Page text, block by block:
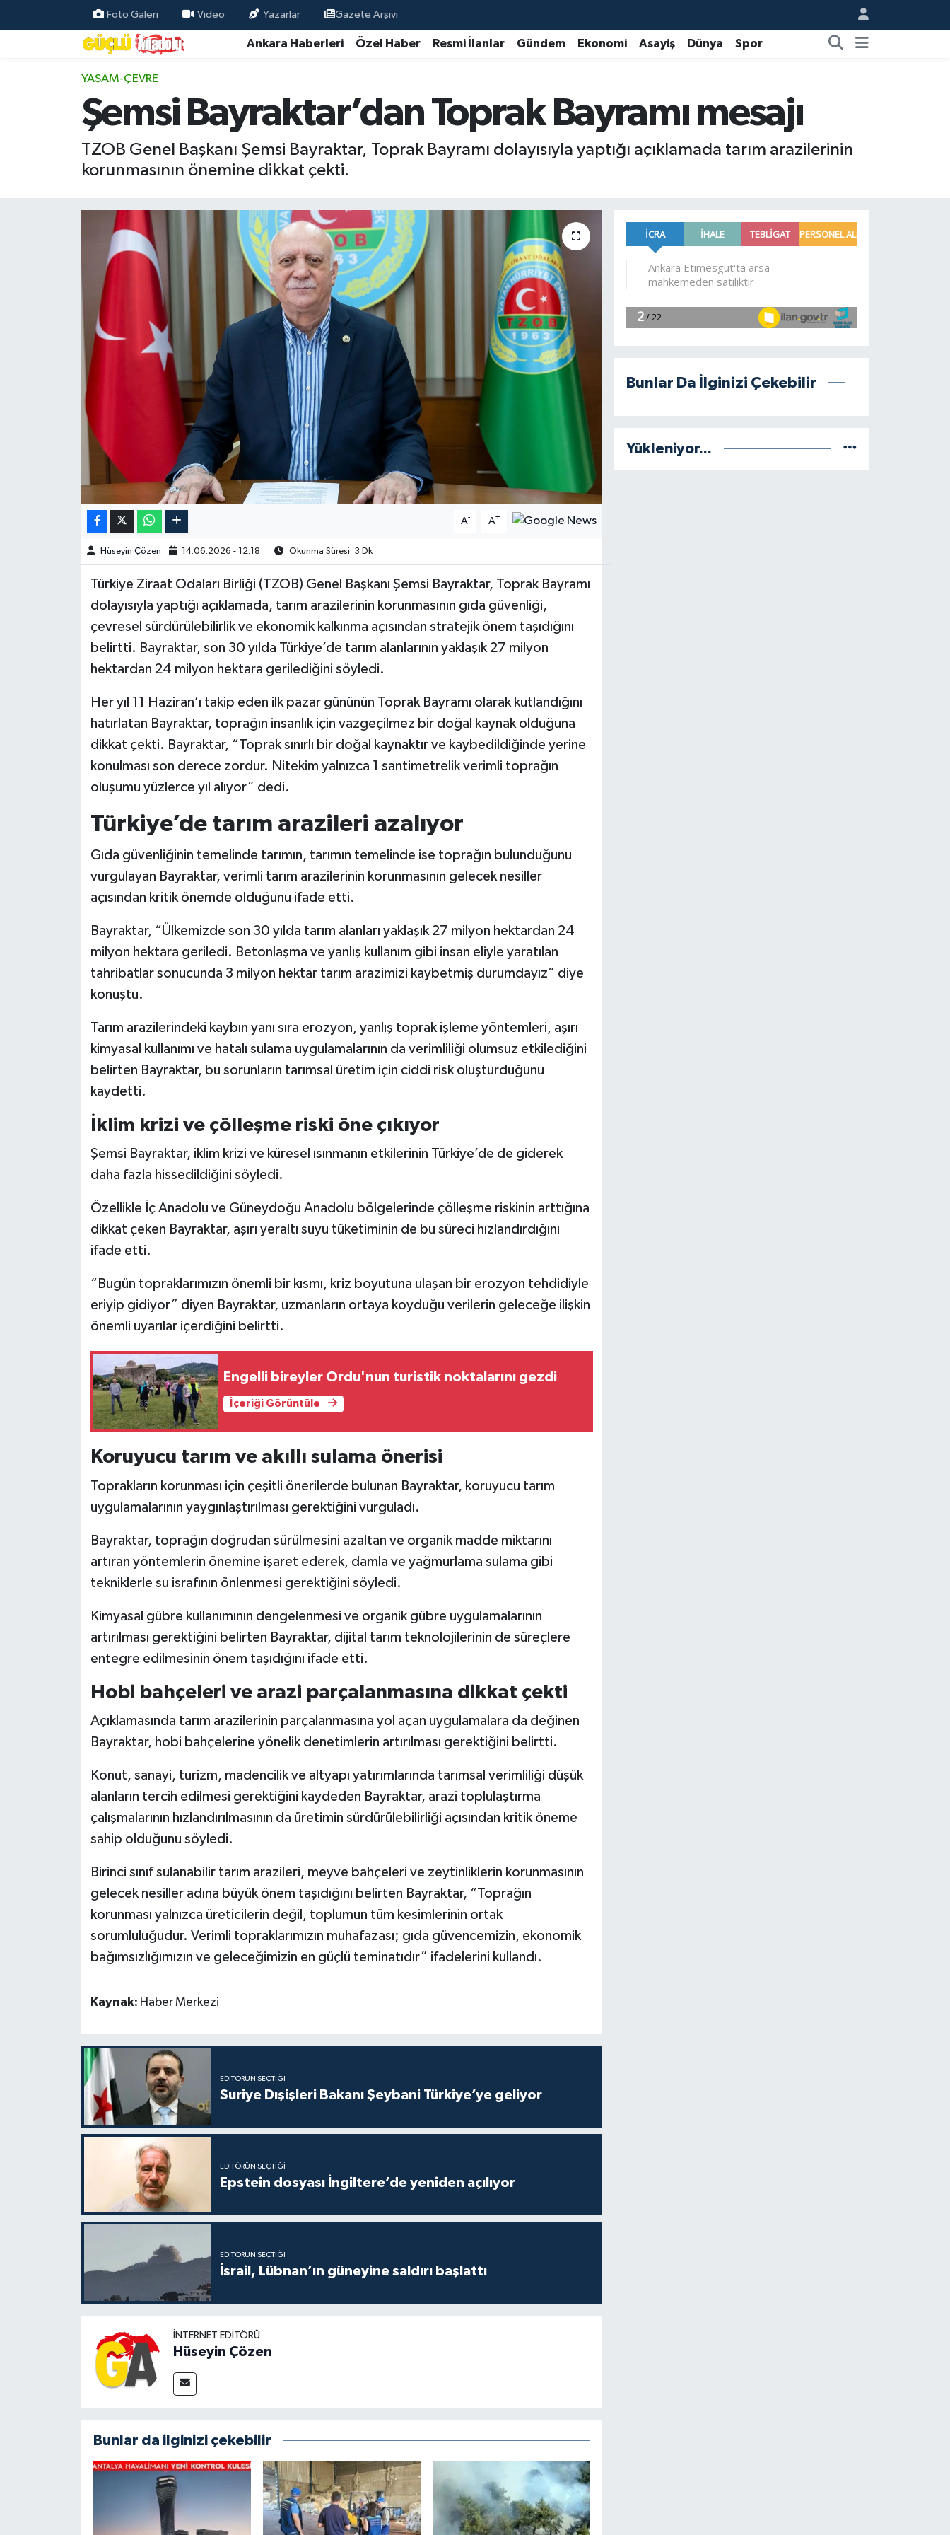
Foto Galeri Video Yazarlar Gazete Arşivi
Ankara Haberleri Özel Haber Resmi İlanlar Gündem Ekonomi Asayiş Dünya Spor
YAŞAM-ÇEVRE
Şemsi Bayraktar’dan Toprak Bayramı mesajı
TZOB Genel Başkanı Şemsi Bayraktar, Toprak Bayramı dolayısıyla yaptığı açıklamada tarım arazilerinin
korunmasının önemine dikkat çekti.
A- A+
Hüseyin Çözen 14.06.2026 - 12:18 Okunma Süresi: 3 Dk
Türkiye Ziraat Odaları Birliği (TZOB) Genel Başkanı Şemsi Bayraktar, Toprak Bayramı
dolayısıyla yaptığı açıklamada, tarım arazilerinin korunmasının gıda güvenliği,
çevresel sürdürülebilirlik ve ekonomik kalkınma açısından stratejik önem taşıdığını
belirtti. Bayraktar, son 30 yılda Türkiye’de tarım alanlarının yaklaşık 27 milyon
hektardan 24 milyon hektara gerilediğini söyledi.
Her yıl 11 Haziran’ı takip eden ilk pazar gününün Toprak Bayramı olarak kutlandığını
hatırlatan Bayraktar, toprağın insanlık için vazgeçilmez bir doğal kaynak olduğuna
dikkat çekti. Bayraktar, “Toprak sınırlı bir doğal kaynaktır ve kaybedildiğinde yerine
konulması son derece zordur. Nitekim yalnızca 1 santimetrelik verimli toprağın
oluşumu yüzlerce yıl alıyor” dedi.
Türkiye’de tarım arazileri azalıyor
Gıda güvenliğinin temelinde tarımın, tarımın temelinde ise toprağın bulunduğunu
vurgulayan Bayraktar, verimli tarım arazilerinin korunmasının gelecek nesiller
açısından kritik önemde olduğunu ifade etti.
Bayraktar, “Ülkemizde son 30 yılda tarım alanları yaklaşık 27 milyon hektardan 24
milyon hektara geriledi. Betonlaşma ve yanlış kullanım gibi insan eliyle yaratılan
tahribatlar sonucunda 3 milyon hektar tarım arazimizi kaybetmiş durumdayız” diye
konuştu.
Tarım arazilerindeki kaybın yanı sıra erozyon, yanlış toprak işleme yöntemleri, aşırı
kimyasal kullanımı ve hatalı sulama uygulamalarının da verimliliği olumsuz etkilediğini
belirten Bayraktar, bu sorunların tarımsal üretim için ciddi risk oluşturduğunu
kaydetti.
İklim krizi ve çölleşme riski öne çıkıyor
Şemsi Bayraktar, iklim krizi ve küresel ısınmanın etkilerinin Türkiye’de de giderek
daha fazla hissedildiğini söyledi.
Özellikle İç Anadolu ve Güneydoğu Anadolu bölgelerinde çölleşme riskinin arttığına
dikkat çeken Bayraktar, aşırı yeraltı suyu tüketiminin de bu süreci hızlandırdığını
ifade etti.
“Bugün topraklarımızın önemli bir kısmı, kriz boyutuna ulaşan bir erozyon tehdidiyle
eriyip gidiyor” diyen Bayraktar, uzmanların ortaya koyduğu verilerin geleceğe ilişkin
önemli uyarılar içerdiğini belirtti.
Engelli bireyler Ordu'nun turistik noktalarını gezdi
İçeriği Görüntüle
Koruyucu tarım ve akıllı sulama önerisi
Toprakların korunması için çeşitli önerilerde bulunan Bayraktar, koruyucu tarım
uygulamalarının yaygınlaştırılması gerektiğini vurguladı.
Bayraktar, toprağın doğrudan sürülmesini azaltan ve organik madde miktarını
artıran yöntemlerin önemine işaret ederek, damla ve yağmurlama sulama gibi
tekniklerle su israfının önlenmesi gerektiğini söyledi.
Kimyasal gübre kullanımının dengelenmesi ve organik gübre uygulamalarının
artırılması gerektiğini belirten Bayraktar, dijital tarım teknolojilerinin de süreçlere
entegre edilmesinin önem taşıdığını ifade etti.
Hobi bahçeleri ve arazi parçalanmasına dikkat çekti
Açıklamasında tarım arazilerinin parçalanmasına yol açan uygulamalara da değinen
Bayraktar, hobi bahçelerine yönelik denetimlerin artırılması gerektiğini belirtti.
Konut, sanayi, turizm, madencilik ve altyapı yatırımlarında tarımsal verimliliği düşük
alanların tercih edilmesi gerektiğini kaydeden Bayraktar, arazi toplulaştırma
çalışmalarının hızlandırılmasının da üretimin sürdürülebilirliği açısından kritik öneme
sahip olduğunu söyledi.
Birinci sınıf sulanabilir tarım arazileri, meyve bahçeleri ve zeytinliklerin korunmasının
gelecek nesiller adına büyük önem taşıdığını belirten Bayraktar, “Toprağın
korunması yalnızca üreticilerin değil, toplumun tüm kesimlerinin ortak
sorumluluğudur. Verimli topraklarımızın muhafazası; gıda güvencemizin, ekonomik
bağımsızlığımızın ve geleceğimizin en güçlü teminatıdır” ifadelerini kullandı.
Kaynak: Haber Merkezi
EDITÖRÜN SEÇTIĞI
Suriye Dışişleri Bakanı Şeybani Türkiye’ye geliyor
EDITÖRÜN SEÇTIĞI
Epstein dosyası İngiltere’de yeniden açılıyor
EDITÖRÜN SEÇTIĞI
İsrail, Lübnan’ın güneyine saldırı başlattı
İNTERNET EDITÖRÜ
Hüseyin Çözen
Bunlar da ilginizi çekebilir
Bunlar Da İlginizi Çekebilir
Yükleniyor...
Özel Haber
Resmi İlanlar
Ekonomi
Burç Yorumları
Hava Durumu
Kim kimdir?
Televizyon